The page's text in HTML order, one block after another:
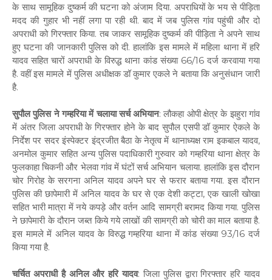
के साथ सामूहिक दुष्कर्म की घटना को अंजाम दिया. अपराधियों के भय से पीड़िता
मदद की गुहार भी नहीं लगा पा रही थी. बाद में जब पुलिस गांव पहुंची और दो
अपराधी को गिरफ्तार किया. तब जाकर सामूहिक दुष्कर्म की पीड़िता ने अपने साथ
हुए घटना की जानकारी पुलिस को दी. हालांकि इस मामले में महिला थाना में हरि
यादव सहित चारों अपराधी के विरुद्ध थाना कांड संख्या 66/16 दर्ज करवाया गया
है. वहीं इस मामले में पुलिस अधीक्षक डॉ कुमार एकले ने बताया कि अनुसंधान जारी
है.
सुपौल पुलिस ने गम्हरिया में चलाया सर्च अभियान: लौकहा ओपी क्षेत्र के झहुरा गांव
में अंतर जिला अपराधी के गिरफ्तार होने के बाद सुपौल एसपी डॉ कुमार ऐकले के
निर्देश पर सदर इंस्पेक्टर इंद्रजीत बैठा के नेतृत्व में थानाध्यक्ष राम इकबाल यादव,
अनमोल कुमार सहित अन्य पुलिस पदाधिकारी गुरुवार को गम्हरिया थाना क्षेत्र के
फुलकाहा चिकनी और भेलवा गांव में घंटों सर्च अभियान चलाया. हालांकि इस दौरान
चोर गिरोह के सरगना अनिल यादव अपने घर से फरार बताया गया. इस दौरान
पुलिस की छापेमारी में अनिल यादव के घर से एक देशी कट्टा, एक खाली खोखा
सहित भारी मात्रा में नये कपड़े और वर्तन आदि सामग्री बरामद किया गया. पुलिस
ने छापेमारी के दौरान जब्त किये गये लाखों की सामग्री को चोरी का माल बताया है.
इस मामले में अनिल यादव के विरुद्ध गम्हरिया थाना में कांड संख्या 93/16 दर्ज
किया गया है.
चर्चित अपराधी है अनिल और हरि यादव: जिला पुलिस द्वारा गिरफ्तार हरि यादव